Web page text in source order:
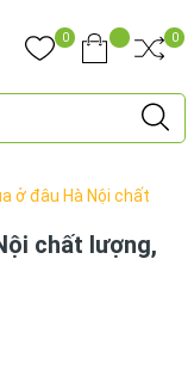
0 0
ở đâu Hà Nội chất
chất lượng,